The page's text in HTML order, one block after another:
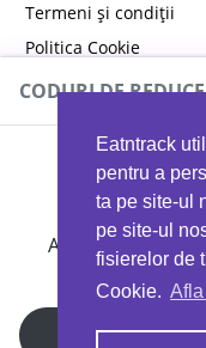
Eatntrack
pentru a
ta pe site-ul
pe site-ul
fisierelor de
Cookie.
Termeni și condiții
Politica Cookie
Politica de
CODURI DE
Ai 40%reducere